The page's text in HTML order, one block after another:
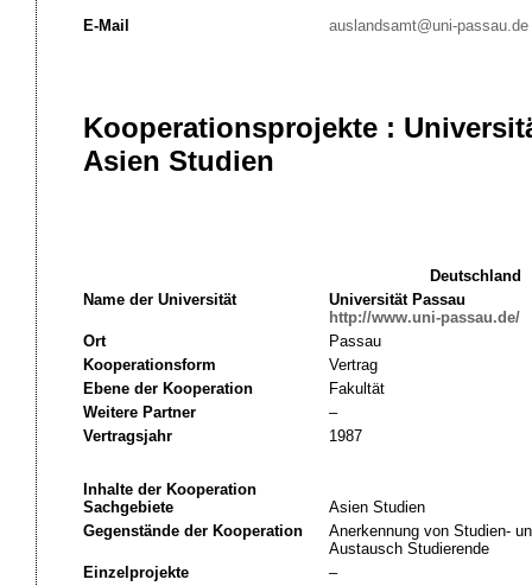
E-Mail auslandsamt@uni-passau.de
Kooperationsprojekte :
Asien Studien
Deutschland
Name der Universität
Universität Passau
http://www.uni-passau.de/
Ort
Passau
Kooperationsform
Vertrag
Ebene der Kooperation
Fakultät
Weitere Partner
–
Vertragsjahr
1987
Inhalte der Kooperation
Sachgebiete
Asien Studien
Gegenstände der Kooperation
Anerkennung von Studien-
Austausch Studierende
Einzelprojekte
–